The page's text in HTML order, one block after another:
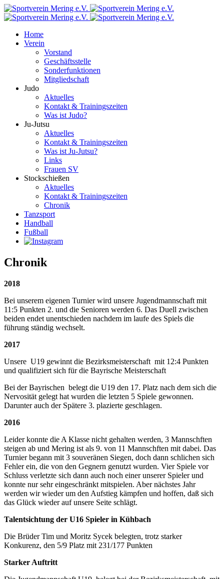
Home
Verein
Vorstand
Geschäftsstelle
Sonderfunktionen
Mitgliedschaft
Judo
Aktuelles
Kontakt & Trainingszeiten
Was ist Judo?
Ju-Jutsu
Aktuelles
Kontakt & Trainingszeiten
Was ist Ju-Jutsu?
Links
Frauen SV
Stockschießen
Aktuelles
Kontakt & Trainingszeiten
Chronik
Tanzsport
Handball
Fußball
Chronik
2018
Bei unserem eigenen Turnier wird unsere Jugendmannschaft mit
11:5 Punkten 2. und die Senioren werden 6. Das Duell zwischen
beiden endet unentschieden nachdem im laufe des Spiels die
führung ständig wechselt.
2017
Unsere U19 gewinnt die Bezirksmeisterschaft mit 12:4 Punkten
und qualifiziert sich für die Bayrische Meisterschaft
Bei der Bayrischen belegt die U19 den 17. Platz nach dem sich die
Nervosität gelegt hat wurden die letzten 5 Spiele gewonnen.
Darunter auch der Spätere 3. plazierte geschlagen.
2016
Leider konnte die A Klasse nicht gehalten werden, 3 Mannschften
steigen ab und Mering ist als 9. von 11 Mannschften mit dabei. Das
Turnier begann mit 3 souveränen Siegen, doch dann schlichen sich
Fehler ein, die von den Gegnern genutzt wurden. Vier Spiele vor
Schluss verletzte sich dann auch noch einer unserer Spieler und
konnte nur sehr eingeschränkt mitspielen. Aber nächstes Jahr
werden wir wieder um den Aufstieg kämpfen und hoffen, daß sich
das Glück wieder auf unsere Seite schlägt.
Talentsichtung der U16 Spieler in Kühbach
Die Brüder Tim und Moritz Sycek belegten, trotz starker
Konkurenz, den 5/9 Platz mit 231/177 Punkten
Starker Auftritt